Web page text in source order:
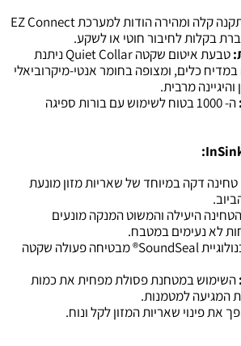
התקנה קלה ומהירה הודות למערכת EZ Connect
בקלות לחיבור חוטי או לשקע.
טבעת איטום שקטה Quiet Collar ניתנת
כלים, ומצופה בחומר אנטי-מיקרוביאלי
מרבית.
ה- 1000 בטוח לשימוש עם בורות ספיגה
טחינה דקה במיוחד של שאריות מזון מונעת
הטחינה היעילה והמשוט המנקה מונעים
לא נעימים במטבח.
טכנולוגיית SoundSeal® מבטיחה פעולה שקטה
השימוש במטחנת פסולת מפחית את כמות
המגיעה למטמנות.
את פינוי שאריות המזון לקל ונוח.